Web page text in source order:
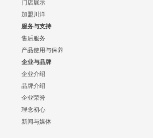
门店展示
加盟川洋
服务与支持
售后服务
产品使用与保养
企业与品牌
企业介绍
品牌介绍
企业荣誉
理念初心
新闻与媒体